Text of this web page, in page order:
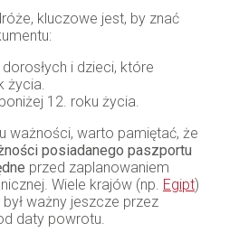
kluczowe jest, by znać
i dzieci, które
życia.
12. roku życia.
ważności, warto pamiętać, że
posiadanego paszportu
przed zaplanowaniem
Wiele krajów (np. Egipt)
ważny jeszcze przez
daty powrotu.